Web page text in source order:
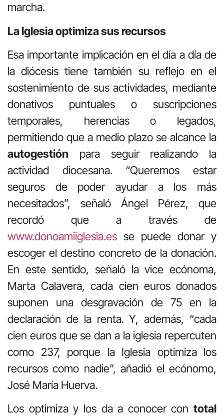
marcha.
La Iglesia optimiza sus recursos
Esa importante implicación en el día a día de
la diócesis tiene también su reflejo en el
sostenimiento de sus actividades, mediante
donativos puntuales o suscripciones
temporales, herencias o legados,
permitiendo que a medio plazo se alcance la
autogestión para seguir realizando la
actividad diocesana. “Queremos estar
seguros de poder ayudar a los más
necesitados”, señaló Ángel Pérez, que
recordó que a través de
www.donoamiiglesia.es se puede donar y
escoger el destino concreto de la donación.
En este sentido, señaló la vice ecónoma,
Marta Calavera, cada cien euros donados
suponen una desgravación de 75 en la
declaración de la renta. Y, además, “cada
cien euros que se dan a la iglesia repercuten
como 237, porque la Iglesia optimiza los
recursos como nadie”, añadió el ecónomo,
José María Huerva.
Los optimiza y los da a conocer con total